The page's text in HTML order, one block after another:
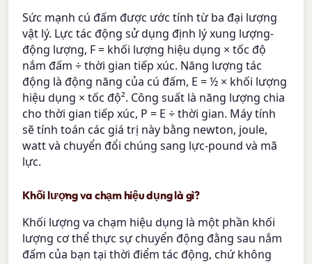
Sức mạnh cú đấm được ước tính từ ba đại lượng
vật lý. Lực tác động sử dụng định lý xung lượng-
động lượng, F = khối lượng hiệu dụng × tốc độ
nắm đấm ÷ thời gian tiếp xúc. Năng lượng tác
động là động năng của cú đấm, E = ½ × khối lượng
hiệu dụng × tốc độ². Công suất là năng lượng chia
cho thời gian tiếp xúc, P = E ÷ thời gian. Máy tính
sẽ tính toán các giá trị này bằng newton, joule,
watt và chuyển đổi chúng sang lực-pound và mã
lực.
Khối lượng va chạm hiệu dụng là gì?
Khối lượng va chạm hiệu dụng là một phần khối
lượng cơ thể thực sự chuyển động đằng sau nắm
đấm của bạn tại thời điểm tác động, chứ không